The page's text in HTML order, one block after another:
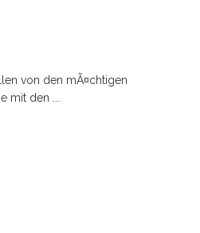
von den mÃ¤chtigen
mit den ...